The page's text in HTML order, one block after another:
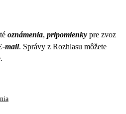
oznámenia, pripomienky pre zvoz
mail. Správy z Rozhlasu môžete
.